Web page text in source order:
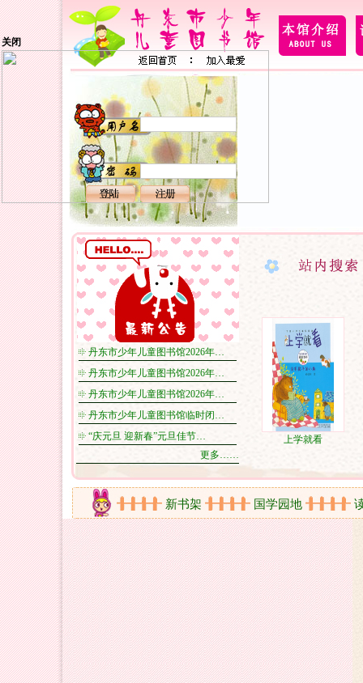
关闭
丹东市少年儿童图书馆2026年…
丹东市少年儿童图书馆2026年…
丹东市少年儿童图书馆2026年…
丹东市少年儿童图书馆临时闭…
“庆元旦 迎新春”元旦佳节…
更多……
上学就看
在线视频 新书架 国学园地 读书